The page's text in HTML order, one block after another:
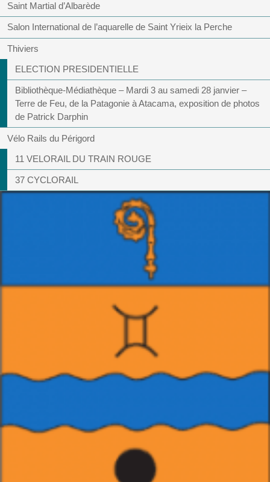
Saint Martial d’Albarède
Salon International de l’aquarelle de Saint Yrieix la Perche
Thiviers
ELECTION PRESIDENTIELLE
Bibliothèque-Médiathèque – Mardi 3 au samedi 28 janvier –
Terre de Feu, de la Patagonie à Atacama, exposition de photos
de Patrick Darphin
Vélo Rails du Périgord
11 VELORAIL DU TRAIN ROUGE
37 CYCLORAIL